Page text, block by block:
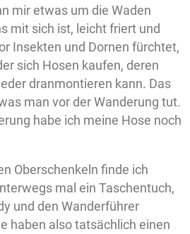
mir etwas um die Waden
mit sich ist, leicht friert und
Insekten und Dornen fürchtet,
sich Hosen kaufen, deren
dranmontieren kann. Das
man vor der Wanderung tut.
habe ich meine Hose noch
Oberschenkeln finde ich
mal ein Taschentuch,
und den Wanderführer
haben also tatsächlich einen